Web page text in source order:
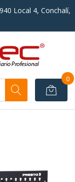
Local 4, Conchalí,
0